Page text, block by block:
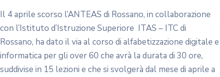
Il 4 aprile scorso l’ANTEAS di Rossano, in collaborazione
con l’Istituto d’Istruzione Superiore ITAS – ITC di
Rossano, ha dato il via al corso di alfabetizzazione digitale e
informatica per gli over 60 che avrà la durata di 30 ore,
suddivise in 15 lezioni e che si svolgerà dal mese di aprile a